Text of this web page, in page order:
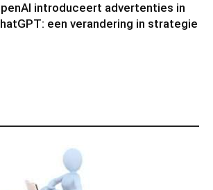
introduceert advertenties in
een verandering in strategie